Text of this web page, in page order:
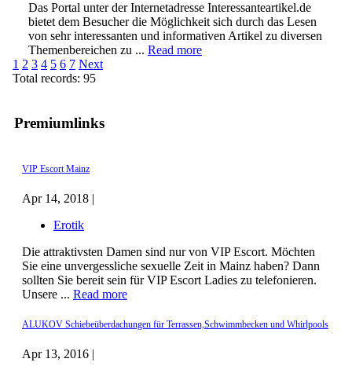
Premiumlinks
VIP Escort Mainz
Apr 14, 2018 |
Erotik
Die attraktivsten Damen sind nur von VIP Escort. Möchten
Sie eine unvergessliche sexuelle Zeit in Mainz haben? Dann
sollten Sie bereit sein für VIP Escort Ladies zu telefonieren.
Unsere ... Read more
ALUKOV Schiebeüberdachungen für Terrassen,Schwimmbecken und Whirlpools
Apr 13, 2016 |
Das Portal unter der Internetadresse Interessanteartikel.de
bietet dem Besucher die Möglichkeit sich durch das Lesen
von sehr interessanten und informativen Artikel zu diversen
Themenbereichen zu ... Read more
1 2 3 4 5 6 7 Next
Total records: 95